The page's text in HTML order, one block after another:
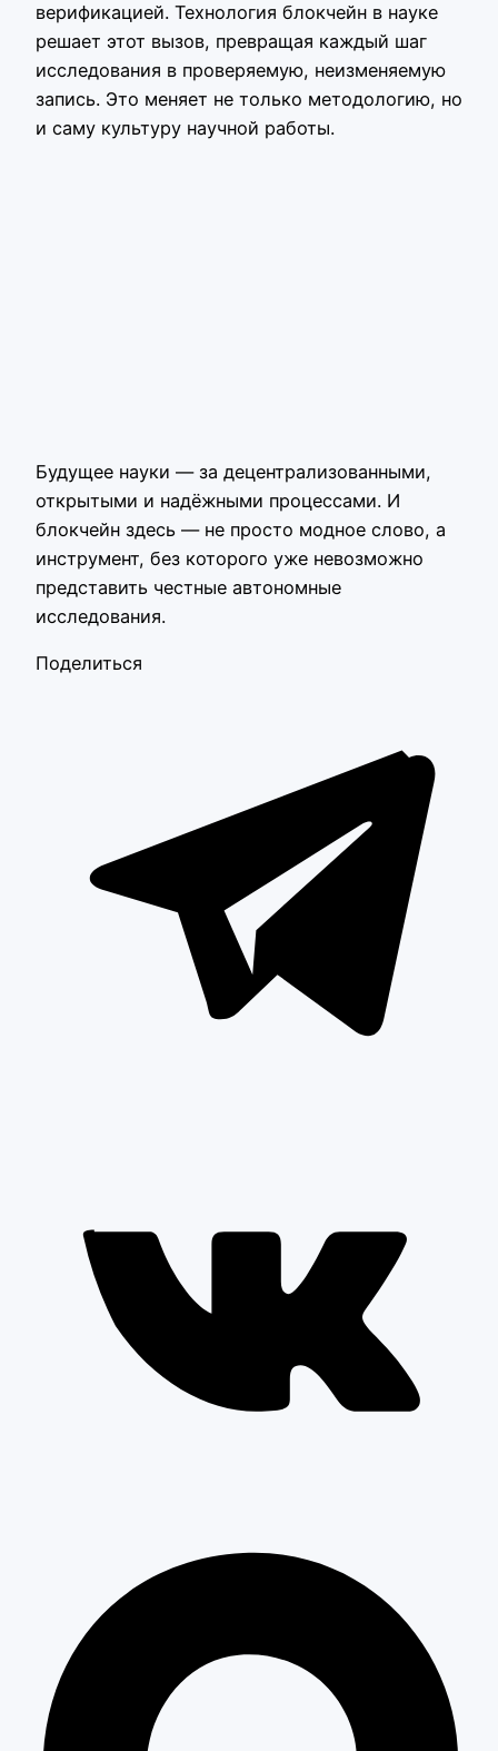
верификацией. Технология блокчейн в науке
решает этот вызов, превращая каждый шаг
исследования в проверяемую, неизменяемую
запись. Это меняет не только методологию, но
и саму культуру научной работы.
Будущее науки — за децентрализованными,
открытыми и надёжными процессами. И
блокчейн здесь — не просто модное слово, а
инструмент, без которого уже невозможно
представить честные автономные
исследования.
Поделиться